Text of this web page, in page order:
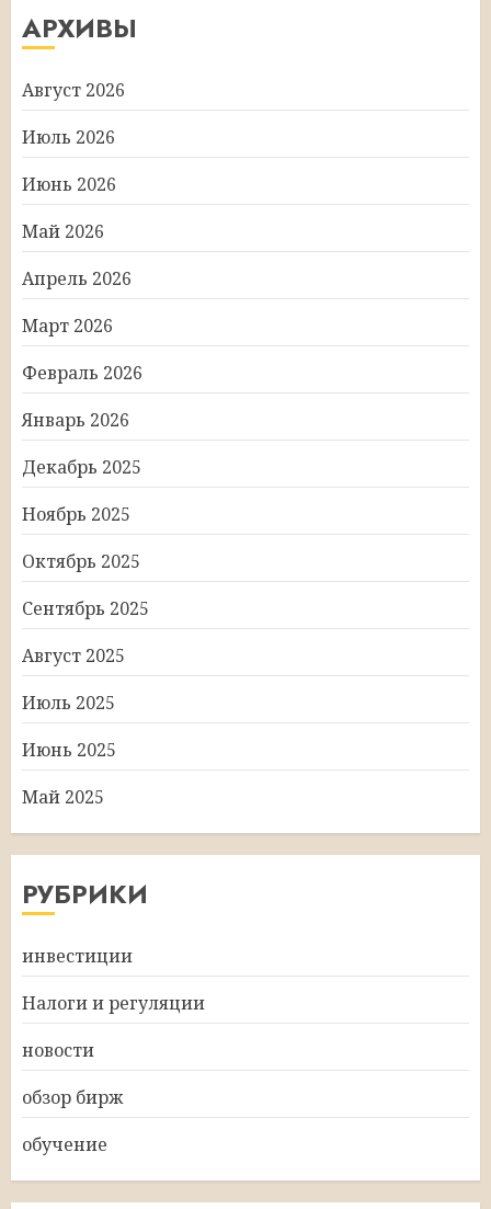
АРХИВЫ
Август 2026
Июль 2026
Июнь 2026
Май 2026
Апрель 2026
Март 2026
Февраль 2026
Январь 2026
Декабрь 2025
Ноябрь 2025
Октябрь 2025
Сентябрь 2025
Август 2025
Июль 2025
Июнь 2025
Май 2025
РУБРИКИ
инвестиции
Налоги и регуляции
новости
обзор бирж
обучение